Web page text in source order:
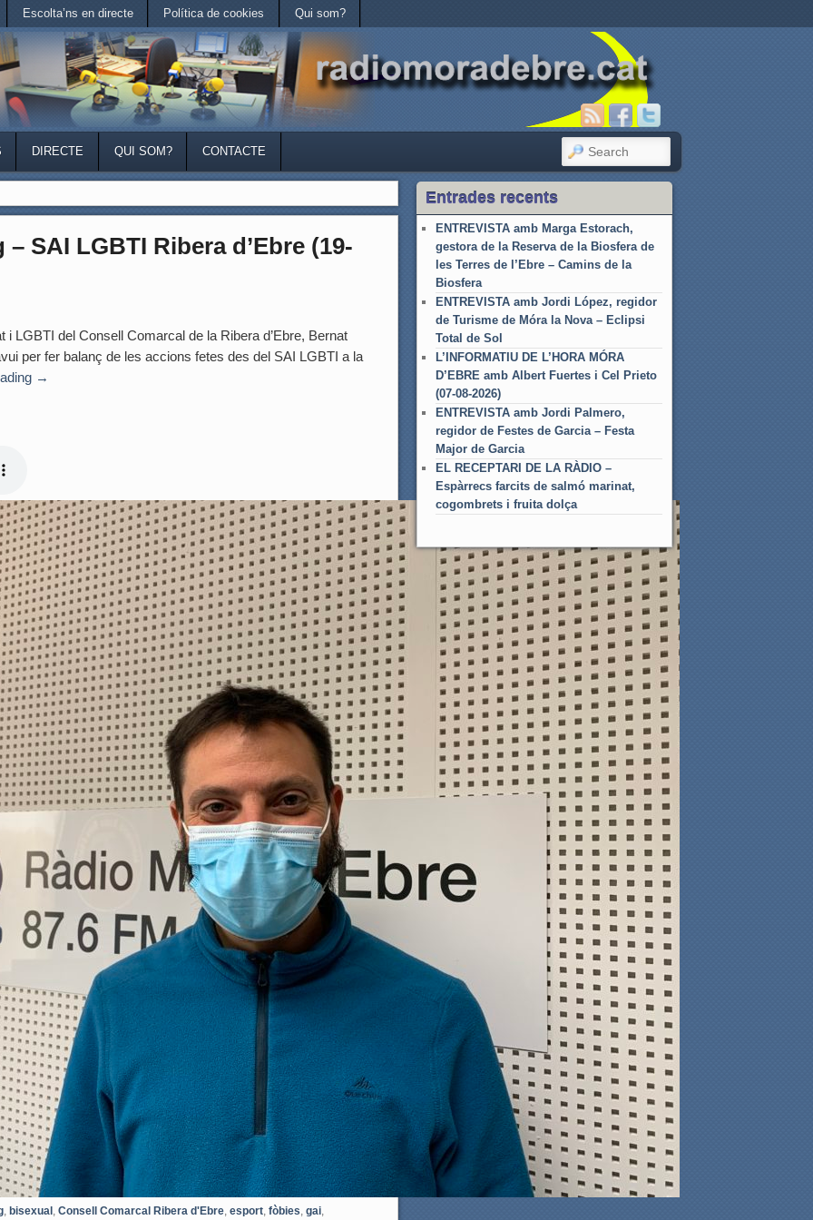
Escolta’ns en directe Política de cookies Qui som?
DIRECTE QUI SOM? CONTACTE SEARCH
SAI LGBTI Ribera d’Ebre (19-
i LGBTI del Consell Comarcal de la Ribera d’Ebre, Bernat
per fer balanç de les accions fetes des del SAI LGBTI a la
→
bisexual Consell Comarcal Ribera d'Ebre esport fòbies gai
Entrades recents
ENTREVISTA amb Marga Estorach,
gestora de la Reserva de la Biosfera de
les Terres de l’Ebre – Camins de la
Biosfera
ENTREVISTA amb Jordi López, regidor
de Turisme de Móra la Nova – Eclipsi
Total de Sol
L’INFORMATIU DE L’HORA MÓRA
D’EBRE amb Albert Fuertes i Cel Prieto
(07-08-2026)
ENTREVISTA amb Jordi Palmero,
regidor de Festes de Garcia – Festa
Major de Garcia
EL RECEPTARI DE LA RÀDIO –
Espàrrecs farcits de salmó marinat,
cogombrets i fruita dolça